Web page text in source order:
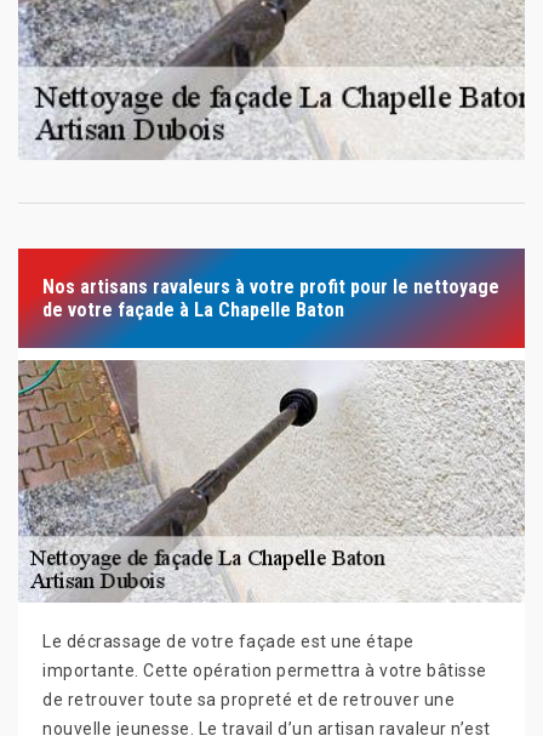
Nos artisans ravaleurs à votre profit pour le nettoyage
de votre façade à La Chapelle Baton
Le décrassage de votre façade est une étape
importante. Cette opération permettra à votre bâtisse
de retrouver toute sa propreté et de retrouver une
nouvelle jeunesse. Le travail d’un artisan ravaleur n’est